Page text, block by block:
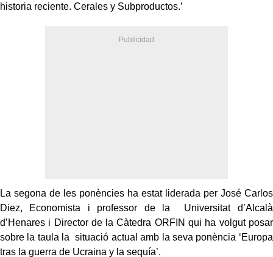
historia reciente. Cerales y Subproductos.’
La segona de les ponències ha estat liderada per José Carlos
Diez, Economista i professor de la Universitat d’Alcalà
d’Henares i Director de la Càtedra ORFIN qui ha volgut posar
sobre la taula la situació actual amb la seva ponència ‘Europa
tras la guerra de Ucraina y la sequía’.